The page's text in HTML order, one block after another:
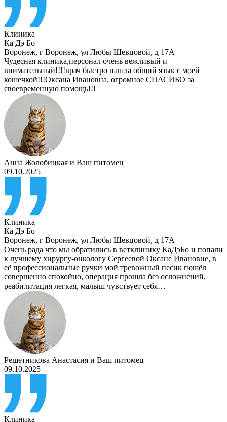
Клиника
Ка Дэ Бо
Воронеж, г Воронеж, ул Любы Шевцовой, д 17А
Чудесная клиника,персонал очень вежливый и
внимательный!!!!врач быстро нашла общий язык с моей
кошечкой!!!Оксана Ивановна, огромное СПАСИБО за
своевременную помощь!!!
Анна Жолобицкая и Ваш питомец
09.10.2025
Клиника
Ка Дэ Бо
Воронеж, г Воронеж, ул Любы Шевцовой, д 17А
Очень рада что мы обратились в ветклинику КаДэБо и попали
к лучшему хирургу-онкологу Сергеевой Оксане Ивановне, в
её профессиональные ручки мой тревожный песик пошёл
совершенно спокойно, операция прошла без осложнений,
реабилитация легкая, малыш чувствует себя…
Решетникова Анастасия и Ваш питомец
09.10.2025
Клиника